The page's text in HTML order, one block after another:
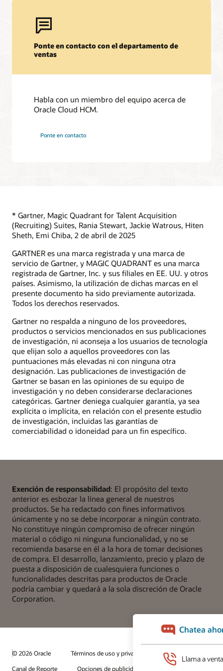
Ponte en contacto con el departamento de
ventas
Habla con un miembro del equipo acerca de
Oracle Cloud HCM.
Ponte en contacto
* Gartner, Magic Quadrant for Talent Acquisition
(Recruiting) Suites, Rania Stewart, Jackie Watrous, Hiten
Sheth, Emi Chiba, 2 de abril de 2025
GARTNER es una marca registrada y una marca de
servicio de Gartner, y MAGIC QUADRANT es una marca
registrada de Gartner, Inc. y sus filiales en EE. UU. y otros
países. Asimismo, la utilización de dichas marcas en el
presente documento ha sido previamente autorizada.
Todos los derechos reservados.
Gartner no respalda a ninguno de los proveedores,
productos o servicios mencionados en sus publicaciones
de investigación, ni aconseja a los usuarios de tecnología
que elijan solo a aquellos proveedores con las
puntuaciones más elevadas ni con ninguna otra
designación. Las publicaciones de investigación de
Gartner se basan en las opiniones de su equipo de
investigación y no deben considerarse declaraciones
categóricas. Gartner deniega cualquier garantía, ya sea
explícita o implícita, en relación con el presente estudio
de investigación, incluidas las garantías de
comerciabilidad o idoneidad para un fin específico.
Exención de responsabilidad: El propósito del texto
anterior es esbozar la línea general de nuestros
productos. Se ha redactado con fines informativos
únicamente y no se debe incorporar a ningún contrato.
No constituye ningún compromiso de ofrecer ningún
material o código ni ninguna funcionalidad, y no se
recomienda basarse en él a la hora de tomar decisiones
de compra. El desarrollo, lanzamiento, precio y plazo de
puesta a disposición de cualesquiera funciones o
funcionalidades descritas para productos de Oracle
podría cambiar y quedará a la sola discreción de Oracle
Corporation.
© 2026 Oracle
Términos de uso y privacidad
Canal de Reporte
Opciones de publicidad